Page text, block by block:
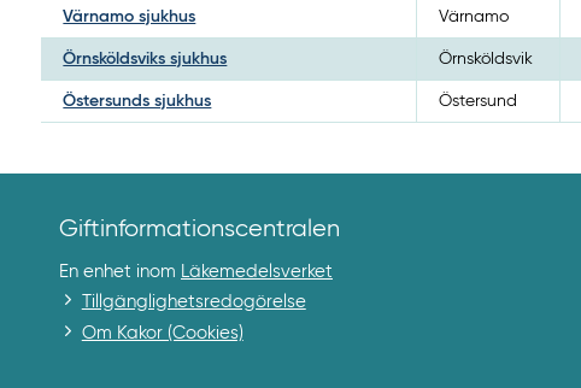
Värnamo sjukhus Värnamo
Örnsköldsviks sjukhus Örnsköldsvik
Östersunds sjukhus Östersund
Giftinformationscentralen
En enhet inom Läkemedelsverket
Tillgänglighetsredogörelse
Om Kakor (Cookies)